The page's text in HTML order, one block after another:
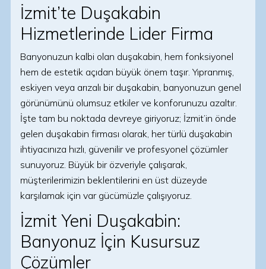
İzmit’te Duşakabin
Hizmetlerinde Lider Firma
Banyonuzun kalbi olan duşakabin, hem fonksiyonel
hem de estetik açıdan büyük önem taşır. Yıpranmış,
eskiyen veya arızalı bir duşakabin, banyonuzun genel
görünümünü olumsuz etkiler ve konforunuzu azaltır.
İşte tam bu noktada devreye giriyoruz; İzmit’in önde
gelen duşakabin firması olarak, her türlü duşakabin
ihtiyacınıza hızlı, güvenilir ve profesyonel çözümler
sunuyoruz. Büyük bir özveriyle çalışarak,
müşterilerimizin beklentilerini en üst düzeyde
karşılamak için var gücümüzle çalışıyoruz.
İzmit Yeni Duşakabin:
Banyonuz İçin Kusursuz
Çözümler